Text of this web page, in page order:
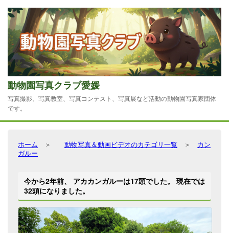
動物園写真クラブ愛媛
写真撮影、写真教室、写真コンテスト、写真展など活動の動物園写真家団体
です。
ホーム ＞ 動物写真＆動画ビデオのカテゴリ一覧 ＞ カン
ガルー
今から2年前、 アカカンガルーは17頭でした。 現在では
32頭になりました。